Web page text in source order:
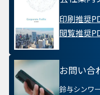
印刷推奨
閲覧推奨
お問い合
鈴与シンワ